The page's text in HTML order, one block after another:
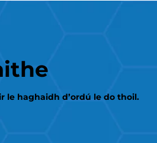
le haghaidh d’ordú le do thoil.